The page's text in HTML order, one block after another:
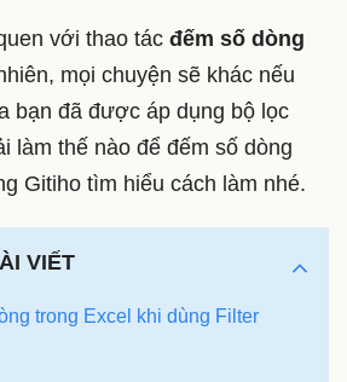
với thao tác đếm số dòng
mọi chuyện sẽ khác nếu
bạn đã được áp dụng bộ lọc
làm thế nào để đếm số dòng
Gitiho tìm hiểu cách làm nhé.
VIẾT
trong Excel khi dùng Filter